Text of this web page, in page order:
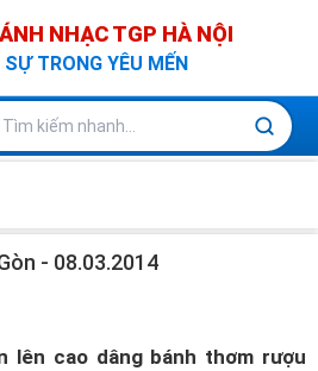
NHẠC TGP HÀ NỘI
SỰ TRONG YÊU MẾN
- 08.03.2014
lên cao dâng bánh thơm rượu